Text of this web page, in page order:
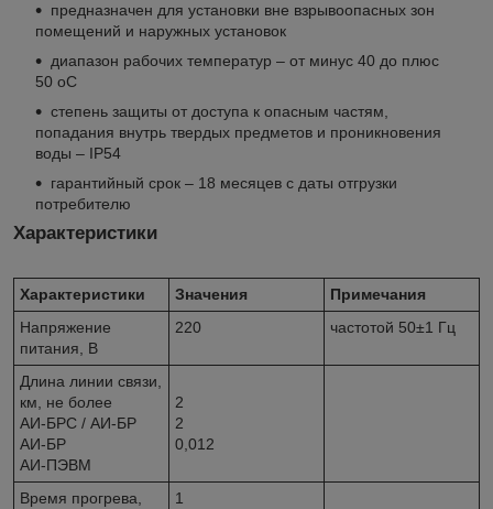
предназначен для установки вне взрывоопасных зон
помещений и наружных установок
диапазон рабочих температур – от минус 40 до плюс
50 оС
степень защиты от доступа к опасным частям,
попадания внутрь твердых предметов и проникновения
воды – IP54
гарантийный срок – 18 месяцев с даты отгрузки
потребителю
Характеристики
Характеристики Значения
Примечания
Напряжение
питания, В
220 частотой 50±1 Гц
Длина линии связи,
км, не более
АИ-БРС / АИ-БР
АИ-БР
АИ-ПЭВМ
2
2
0,012
Время прогрева,
1